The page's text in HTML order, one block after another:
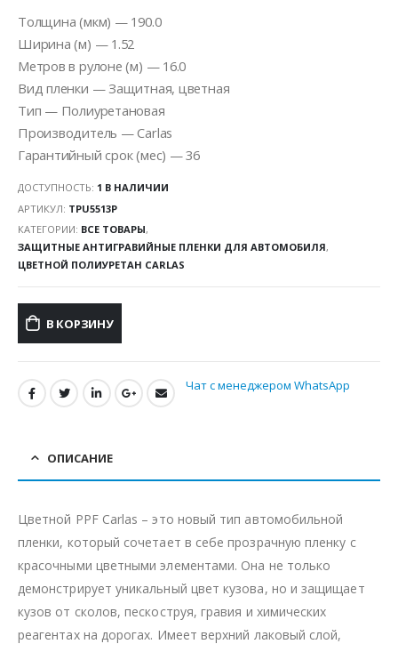
Толщина (мкм) — 190.0
Ширина (м) — 1.52
Метров в рулоне (м) — 16.0
Вид пленки — Защитная, цветная
Тип — Полиуретановая
Производитель — Carlas
Гарантийный срок (мес) — 36
ДОСТУПНОСТЬ: 1 В НАЛИЧИИ
АРТИКУЛ: TPU5513P
КАТЕГОРИИ: ВСЕ ТОВАРЫ,
ЗАЩИТНЫЕ АНТИГРАВИЙНЫЕ ПЛЕНКИ ДЛЯ АВТОМОБИЛЯ,
ЦВЕТНОЙ ПОЛИУРЕТАН CARLAS
В КОРЗИНУ
Чат с менеджером WhatsApp
ОПИСАНИЕ
Цветной PPF Carlas – это новый тип автомобильной
пленки, который сочетает в себе прозрачную пленку с
красочными цветными элементами. Она не только
демонстрирует уникальный цвет кузова, но и защищает
кузов от сколов, пескоструя, гравия и химических
реагентах на дорогах. Имеет верхний лаковый слой,